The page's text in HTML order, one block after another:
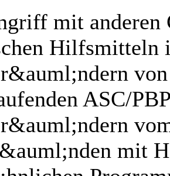
mit anderen
Hilfsmitteln
ASC/
mit